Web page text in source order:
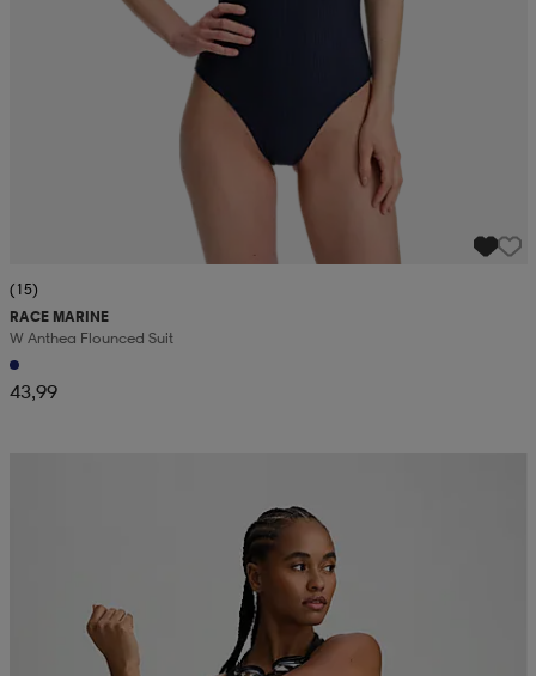
(15)
RACE MARINE
W Anthea Flounced Suit
43,99